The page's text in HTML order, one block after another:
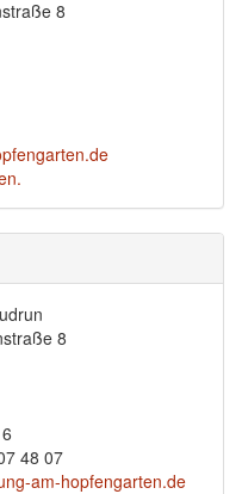
8
8
48 07
am-hopfengarten.de